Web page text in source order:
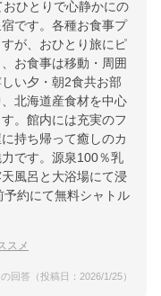
ひとりで心静かにの
です。各種お食事プ
が、おひとり旅にピ
お食事は移動・周囲
い夕・朝2食共お部
北海道産食材を中心
。館内には充実のフ
持ち帰って癒しのカ
です。源泉100％乳
風呂と大浴場にて浸
予約にて無料シャトル
スメ
回答（投稿日：2026/1/25）